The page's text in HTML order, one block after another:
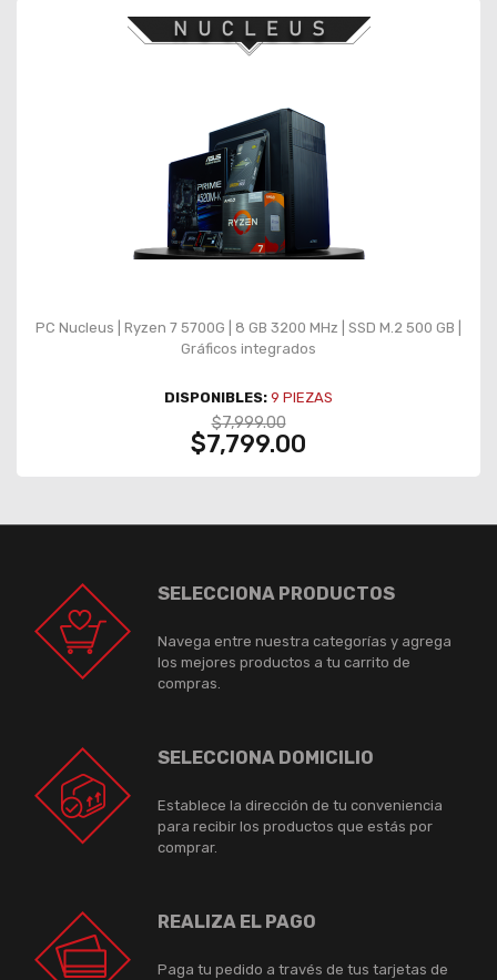
PC Nucleus | Ryzen 7 5700G | 8 GB 3200 MHz | SSD M.2 500 GB |
Gráficos integrados
DISPONIBLES: 9 PIEZAS
$7,999.00
$7,799.00
SELECCIONA PRODUCTOS
Navega entre nuestra categorías y agrega
los mejores productos a tu carrito de
compras.
SELECCIONA DOMICILIO
Establece la dirección de tu conveniencia
para recibir los productos que estás por
comprar.
REALIZA EL PAGO
Paga tu pedido a través de tus tarjetas de